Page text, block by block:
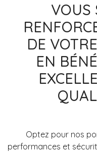
VOUS
DE
EN
Optez pour nos
performances et